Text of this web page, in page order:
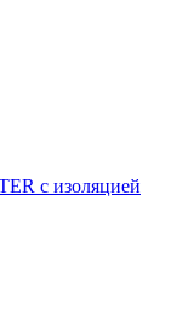
с изоляцией